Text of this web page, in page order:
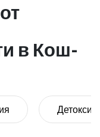
от
в Кош-